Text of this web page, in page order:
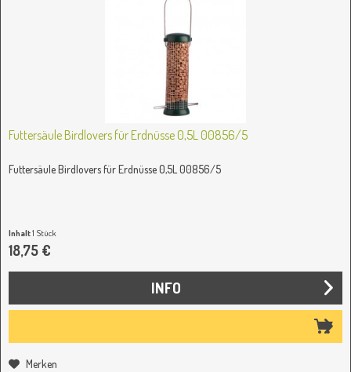
Futtersäule Birdlovers für Erdnüsse 0,5L 00856/5
Futtersäule Birdlovers für Erdnüsse 0,5L 00856/5
Inhalt1 Stück
18,75 €
INFO
Merken